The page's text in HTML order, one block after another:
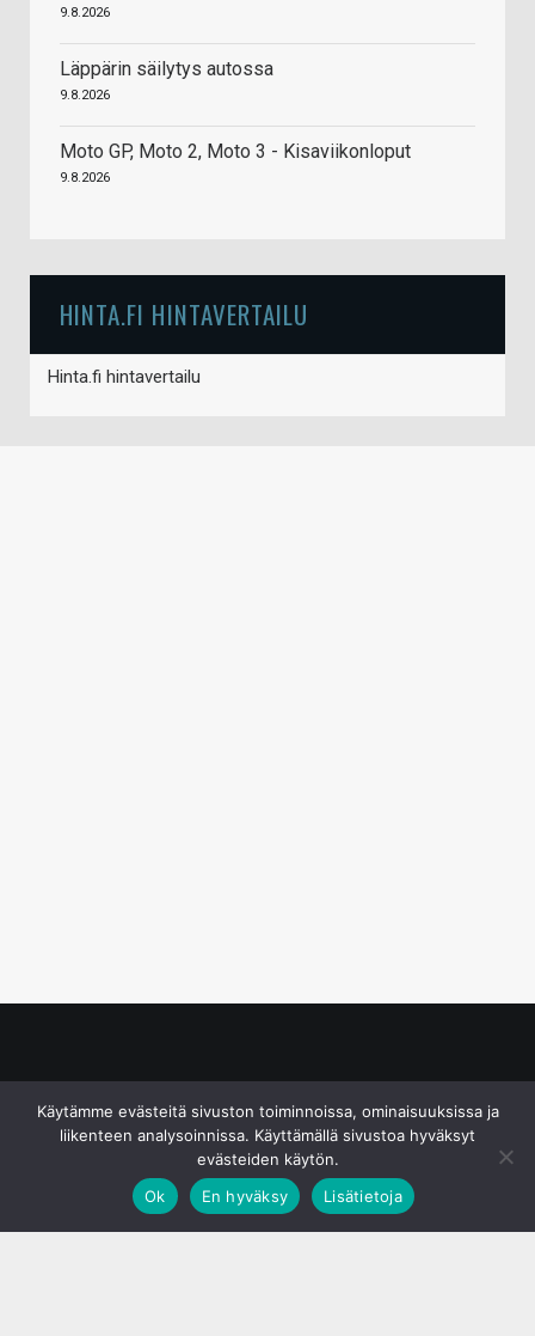
9.8.2026
Läppärin säilytys autossa
9.8.2026
Moto GP, Moto 2, Moto 3 - Kisaviikonloput
9.8.2026
HINTA.FI HINTAVERTAILU
Hinta.fi hintavertailu
Käytämme evästeitä sivuston toiminnoissa, ominaisuuksissa ja
liikenteen analysoinnissa. Käyttämällä sivustoa hyväksyt
evästeiden käytön.
Ok
En hyväksy Lisätietoja